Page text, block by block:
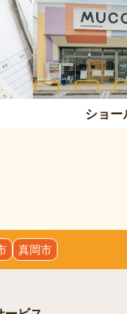
ショー
真岡市